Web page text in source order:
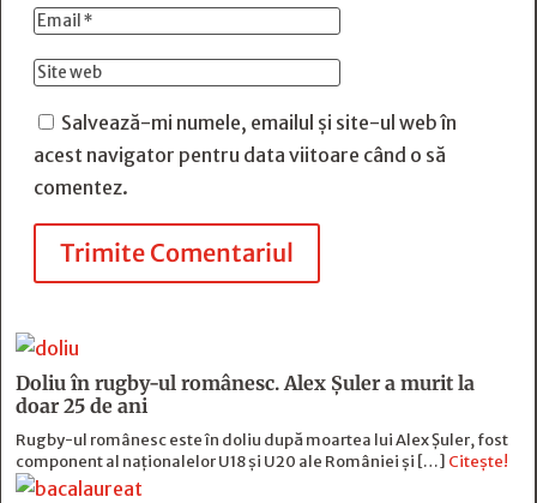
Salvează-mi numele, emailul și site-ul web în
acest navigator pentru data viitoare când o să
comentez.
Trimite Comentariul
Doliu în rugby-ul românesc. Alex Șuler a murit la
doar 25 de ani
Rugby-ul românesc este în doliu după moartea lui Alex Șuler, fost
component al naționalelor U18 și U20 ale României și […] Citește!